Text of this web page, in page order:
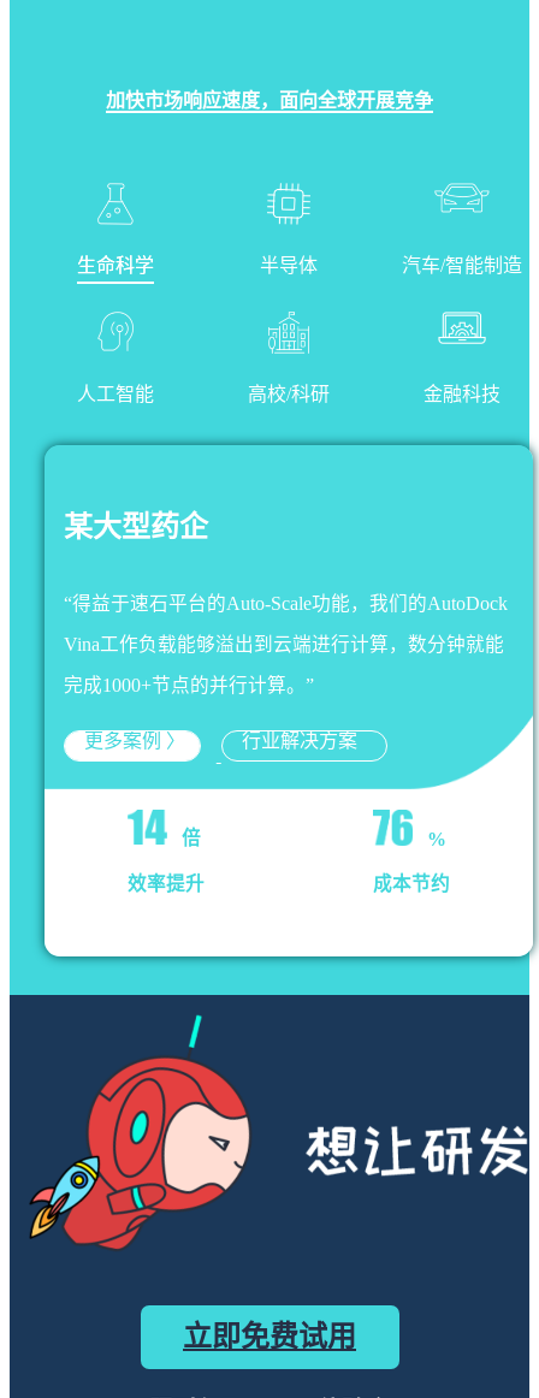
加快市场响应速度，面向全球开展竞争
生命科学 半导体 汽车/智能制造
人工智能 高校/科研 金融科技
某大型药企
“得益于速石平台的Auto-Scale功能，我们的AutoDock
Vina工作负载能够溢出到云端进行计算，数分钟就能
完成1000+节点的并行计算。”
更多案例 〉 行业解决方案
倍
效率提升
%
成本节约
立即免费试用